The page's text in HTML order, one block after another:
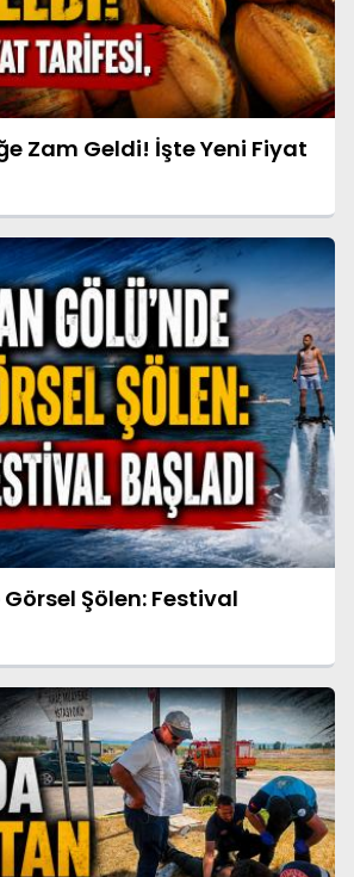
Zam Geldi! İşte Yeni Fiyat
Şölen: Festival